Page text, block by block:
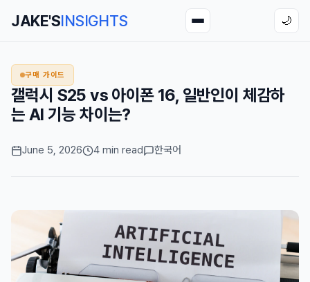
JAKE'SINSIGHTS 🌙
구매 가이드
갤럭시 S25 vs 아이폰 16, 일반인이 체감하
는 AI 기능 차이는?
June 5, 2026 4 min read 한국어